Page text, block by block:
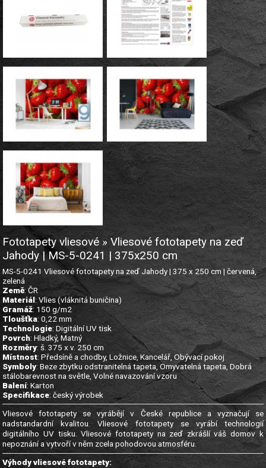
Fototapety vliesové » Vliesové fototapety na zeď
Jahody | MS-5-0241 | 375x250 cm
MS-5-0241 Vliesové fototapety na zeď Jahody | 375 x 250 cm | červená,
zelená
Země: ČR
Materiál: Vlies (vláknitá buničina)
Gramáž: 150 g/m2
Tloušťka: 0,22 mm
Technologie: Digitální UV tisk
Povrch: Hladký, Matný
Rozměry: š. 375 x v. 250 cm
Místnost: Předsíně a chodby, Ložnice, Kancelář, Obývací pokoj
Symboly: Beze zbytku odstranitelná tapeta, Omyvatelná tapeta, Dobrá
stálobarevnost na světle, Volné navazování vzoru
Balení: Karton
Specifikace: český výrobek
Vliesové fototapety se vyrábějí v České republice a vyznačují se
nadstandardní kvalitou. Vliesové fototapety se vyrábí technologií
digitálního UV tisku. Vliesové fototapety na zeď zkrášlí váš domov k
nepoznání a vytvoří v něm zcela pohodovou atmosféru.
Výhody vliesové fototapety: